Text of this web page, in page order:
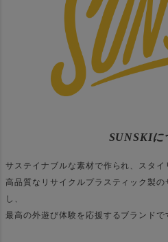
SUNSKIに
サステイナブルな素材で作られ、スタイ
高品質なリサイクルプラスティック製
し、
最高の外遊び体験を応援するブランド